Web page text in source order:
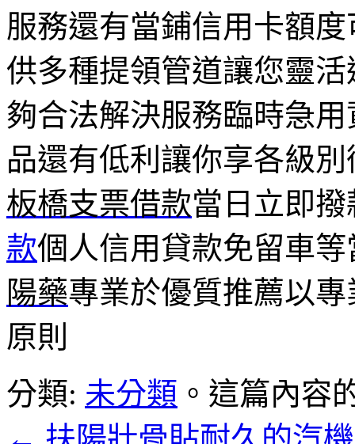
服務還有當鋪信用卡額度
供多種提領管道讓您靈活
夠合法解決服務臨時急
品還有低利讓你享各級
板橋支票借款當日立即
款個人信用貸款免留車
陽藥專業於優質推薦以
原則
分類: 未分類 。這篇內容